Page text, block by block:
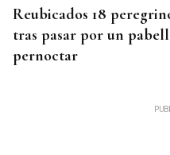
Reubicados 18
tras pasar por un
pernoctar